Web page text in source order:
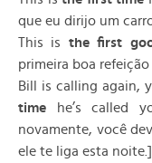
que eu dirijo um
This is the first
primeira boa
Bill is calling again,
time
he’s called
novamente, você
ele te liga esta noite.]